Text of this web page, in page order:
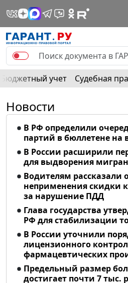
Бюджетный учет Судебная
Новости
В РФ определили
партий в бюллетене на
В России расширили
для выдворения
Водителям рассказали
неприменения скидки
за нарушение ПДД
Глава государства
РФ для стабилизации
В России уточнили
лицензионного
фармацевтических
Предельный размер
достигает почти 7 тыс.